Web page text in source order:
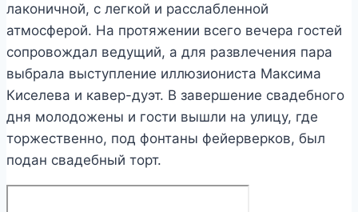
лаконичной, с легкой и расслабленной
атмосферой. На протяжении всего вечера гостей
сопровождал ведущий, а для развлечения пара
выбрала выступление иллюзиониста Максима
Киселева и кавер-дуэт. В завершение свадебного
дня молодожены и гости вышли на улицу, где
торжественно, под фонтаны фейерверков, был
подан свадебный торт.